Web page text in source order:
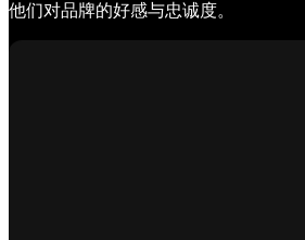
他们对品牌的好感与忠诚度。